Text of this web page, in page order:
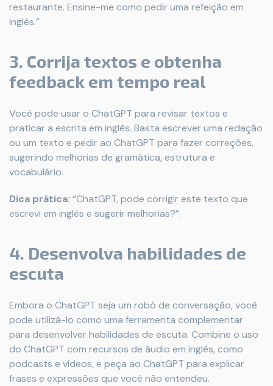
restaurante. Ensine-me como pedir uma refeição em
inglês.”
3. Corrija textos e obtenha
feedback em tempo real
Você pode usar o ChatGPT para revisar textos e
praticar a escrita em inglês. Basta escrever uma redação
ou um texto e pedir ao ChatGPT para fazer correções,
sugerindo melhorias de gramática, estrutura e
vocabulário.
Dica prática: “ChatGPT, pode corrigir este texto que
escrevi em inglês e sugerir melhorias?”.
4. Desenvolva habilidades de
escuta
Embora o ChatGPT seja um robô de conversação, você
pode utilizá-lo como uma ferramenta complementar
para desenvolver habilidades de escuta. Combine o uso
do ChatGPT com recursos de áudio em inglês, como
podcasts e vídeos, e peça ao ChatGPT para explicar
frases e expressões que você não entendeu.